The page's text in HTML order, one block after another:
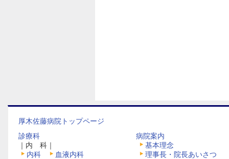
厚木佐藤病院トップページ
診療科
｜内 科｜
内科
血液内科
病院案内
基本理念
理事長・院長あいさつ